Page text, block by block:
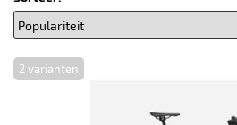
2 varianten